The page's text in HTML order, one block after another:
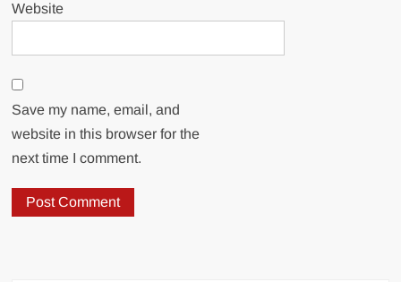
Website
Save my name, email, and
website in this browser for the
next time I comment.